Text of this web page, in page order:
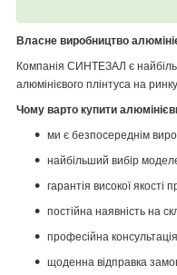
Власне виробництво
Компанія СИНТЕЗАЛ є
алюмінієвого плінтуса на
Чому варто купити
ми є безпосереднім
найбільший вибір
гарантія високої якості
постійна наявність на
професійна
щоденна відправка